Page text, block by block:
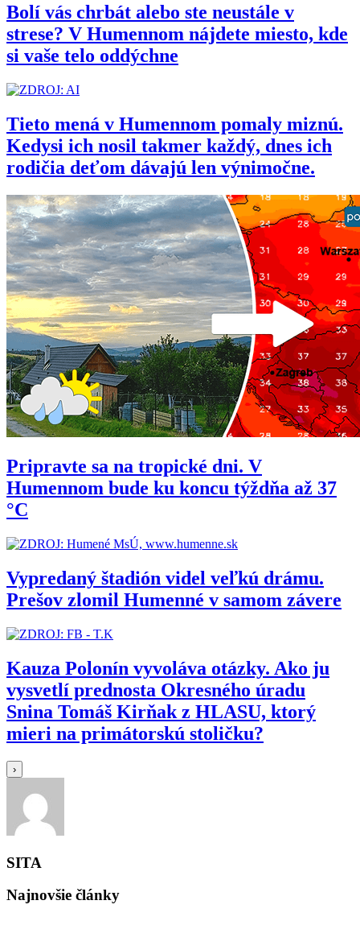
Bolí vás chrbát alebo ste neustále v
strese? V Humennom nájdete miesto, kde
si vaše telo oddýchne
Tieto mená v Humennom pomaly miznú.
Kedysi ich nosil takmer každý, dnes ich
rodičia deťom dávajú len výnimočne.
Pripravte sa na tropické dni. V
Humennom bude ku koncu týždňa až 37
°C
Vypredaný štadión videl veľkú drámu.
Prešov zlomil Humenné v samom závere
Kauza Polonín vyvoláva otázky. Ako ju
vysvetlí prednosta Okresného úradu
Snina Tomáš Kirňak z HLASU, ktorý
mieri na primátorskú stoličku?
›
SITA
Najnovšie články